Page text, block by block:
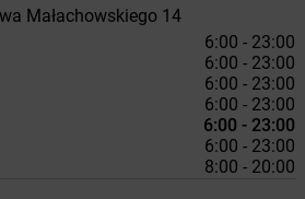
Małachowskiego 14
6:00 - 23:00
6:00 - 23:00
6:00 - 23:00
6:00 - 23:00
6:00 - 23:00
6:00 - 23:00
8:00 - 20:00